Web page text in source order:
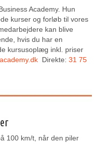
Academy. Hun
kurser og forløb til vores
kan blive
hvis du har en
kursusoplæg inkl. priser
Direkte: 31 75
100 km/t, når den piler